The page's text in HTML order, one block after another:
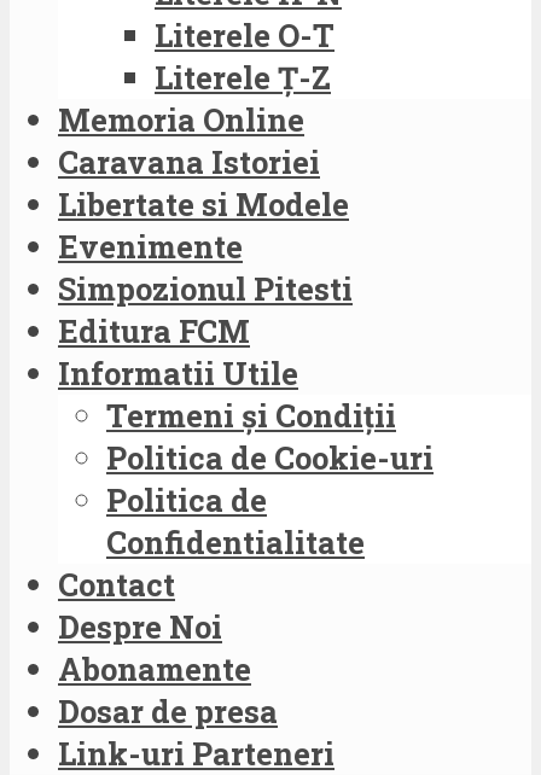
Literele O-T
Literele Ț-Z
Memoria Online
Caravana Istoriei
Libertate si Modele
Evenimente
Simpozionul Pitesti
Editura FCM
Informatii Utile
Termeni și Condiții
Politica de Cookie-uri
Politica de
Confidentialitate
Contact
Despre Noi
Abonamente
Dosar de presa
Link-uri Parteneri